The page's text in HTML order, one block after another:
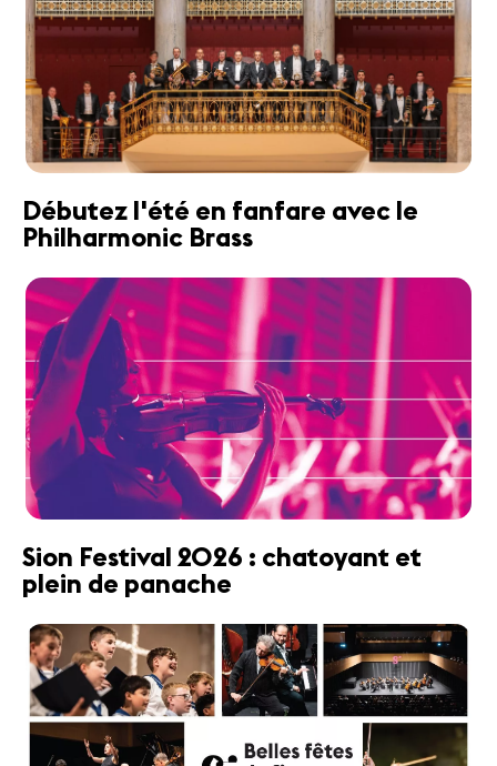
Débutez l'été en fanfare avec le
Philharmonic Brass
Sion Festival 2026 : chatoyant et
plein de panache